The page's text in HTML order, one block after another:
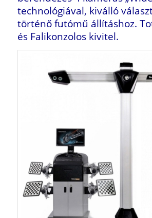
technológiával, kiválló
történő futómű állításhoz.
és Falikonzolos kivitel.